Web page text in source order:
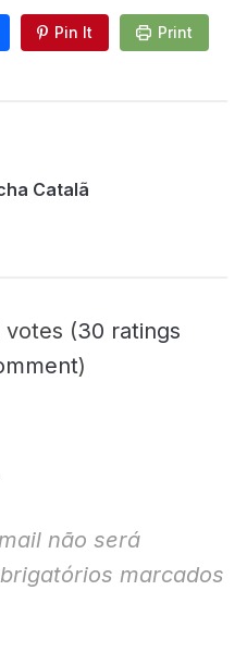
Pin It Print
Catalã
(30 ratings
)
não será
marcados